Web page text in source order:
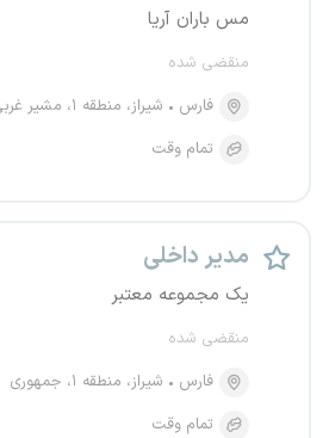
مس باران آریا
منقضی شده
فارس
شیراز، منطقه ۱، مشیر غربی
تمام وقت
مدیر داخلی
یک مجموعه معتبر
منقضی شده
فارس
شیراز، منطقه ۱، جمهوری
تمام وقت